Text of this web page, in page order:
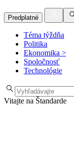
Predplatné
Téma týždňa
Politika
Ekonomika >
Spoločnosť
Technológie
Vitajte na Štandarde